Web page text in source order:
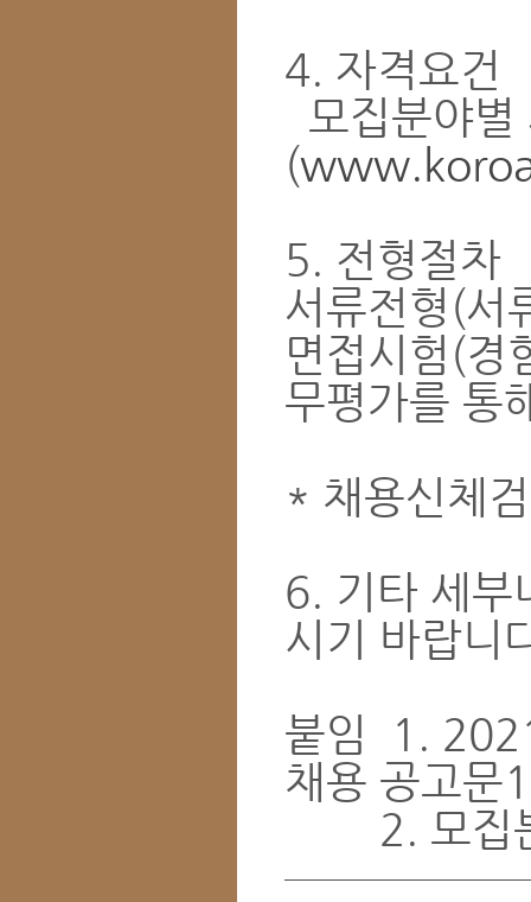
4. 자격요건
모집분야별
(
5. 전형절차
서류전형(서
면접시험(경
무평가를 통
* 채용신체
6. 기타 세부
시기 바랍니
붙임 1.
채용 공고문
2. 모집분